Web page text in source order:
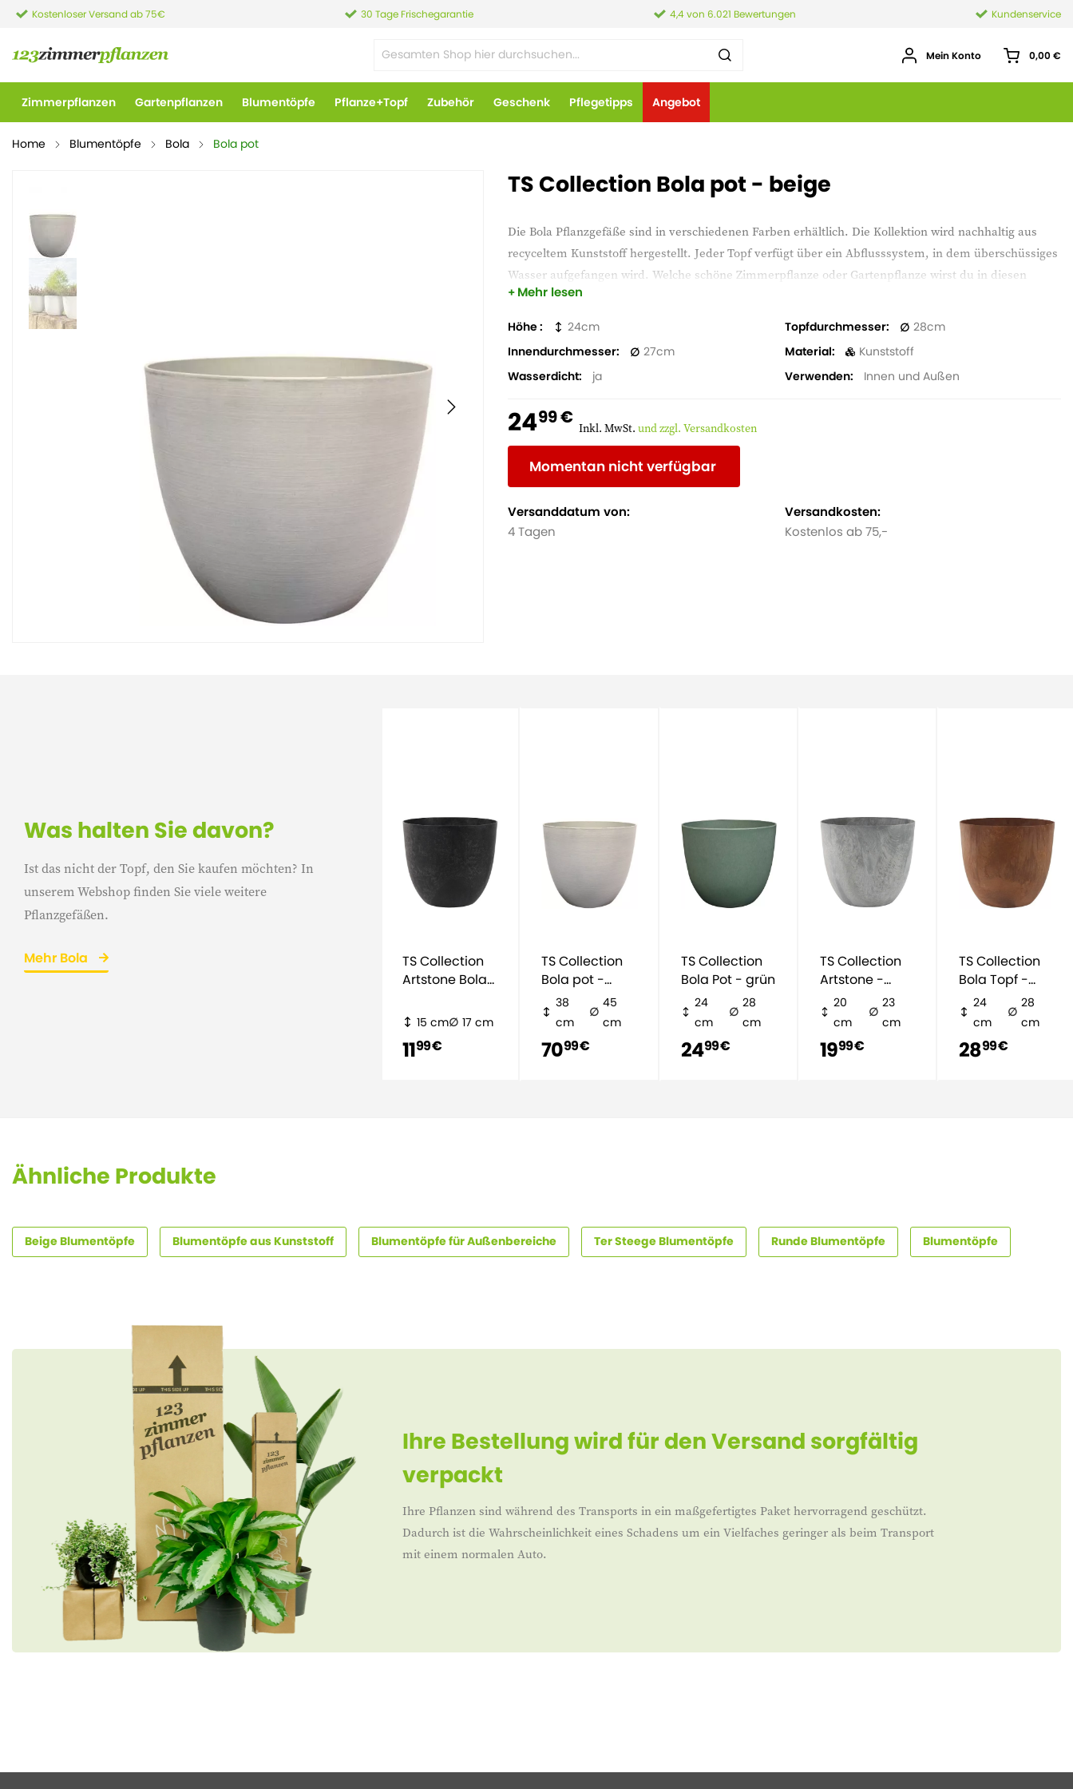
Kostenloser Versand ab 75€ 30 Tage Frischegarantie 4,4 von 6.021 Bewertungen Kundenservice
Mein Konto 0,00 €
Zimmerpflanzen Gartenpflanzen Blumentöpfe Pflanze+Topf Zubehör Geschenk Pflegetipps Angebot
Home Blumentöpfe Bola Bola pot
TS Collection Bola pot - beige
Die Bola Pflanzgefäße sind in verschiedenen Farben erhältlich. Die Kollektion wird nachhaltig aus
recyceltem Kunststoff hergestellt. Jeder Topf verfügt über ein Abflusssystem, in dem überschüssiges
Wasser aufgefangen wird. Welche schöne Zimmerpflanze oder Gartenpflanze wirst du in diesen
Blumentopf stellen?
Mehr lesen
Höhe 24 Topfdurchmesser
28
Innendurchmesser
27 Material
Kunststoff
Wasserdicht
ja Verwenden Innen und Außen
2499 € Inkl. MwSt.und zzgl. Versandkosten
Momentan nicht verfügbar
Versanddatum von:
4 Tagen
Versandkosten:
Kostenlos ab 75,-
Was halten Sie davon?
Ist das nicht der Topf, den Sie kaufen möchten? In
unserem Webshop finden Sie viele weitere
Pflanzgefäßen.
Mehr Bola
TS Collection
Artstone Bola
15 cm 17 cm
1199 €
TS Collection
Bola pot -
beige
38
cm
45
cm
7099 €
TS Collection
Bola Pot - grün
24
cm
28
cm
2499 €
TS Collection
Artstone -
Grau
20
cm
23
cm
1999 €
TS Collection
Bola Topf -
braun
24
cm
28
cm
2899 €
Ähnliche Produkte
Beige Blumentöpfe Blumentöpfe aus Kunststoff Blumentöpfe für Außenbereiche Ter Steege Blumentöpfe Runde Blumentöpfe Blumentöpfe
Ihre Bestellung wird für den Versand sorgfältig
verpackt
Ihre Pflanzen sind während des Transports in ein maßgefertigtes Paket hervorragend geschützt.
Dadurch ist die Wahrscheinlichkeit eines Schadens um ein Vielfaches geringer als beim Transport
mit einem normalen Auto.